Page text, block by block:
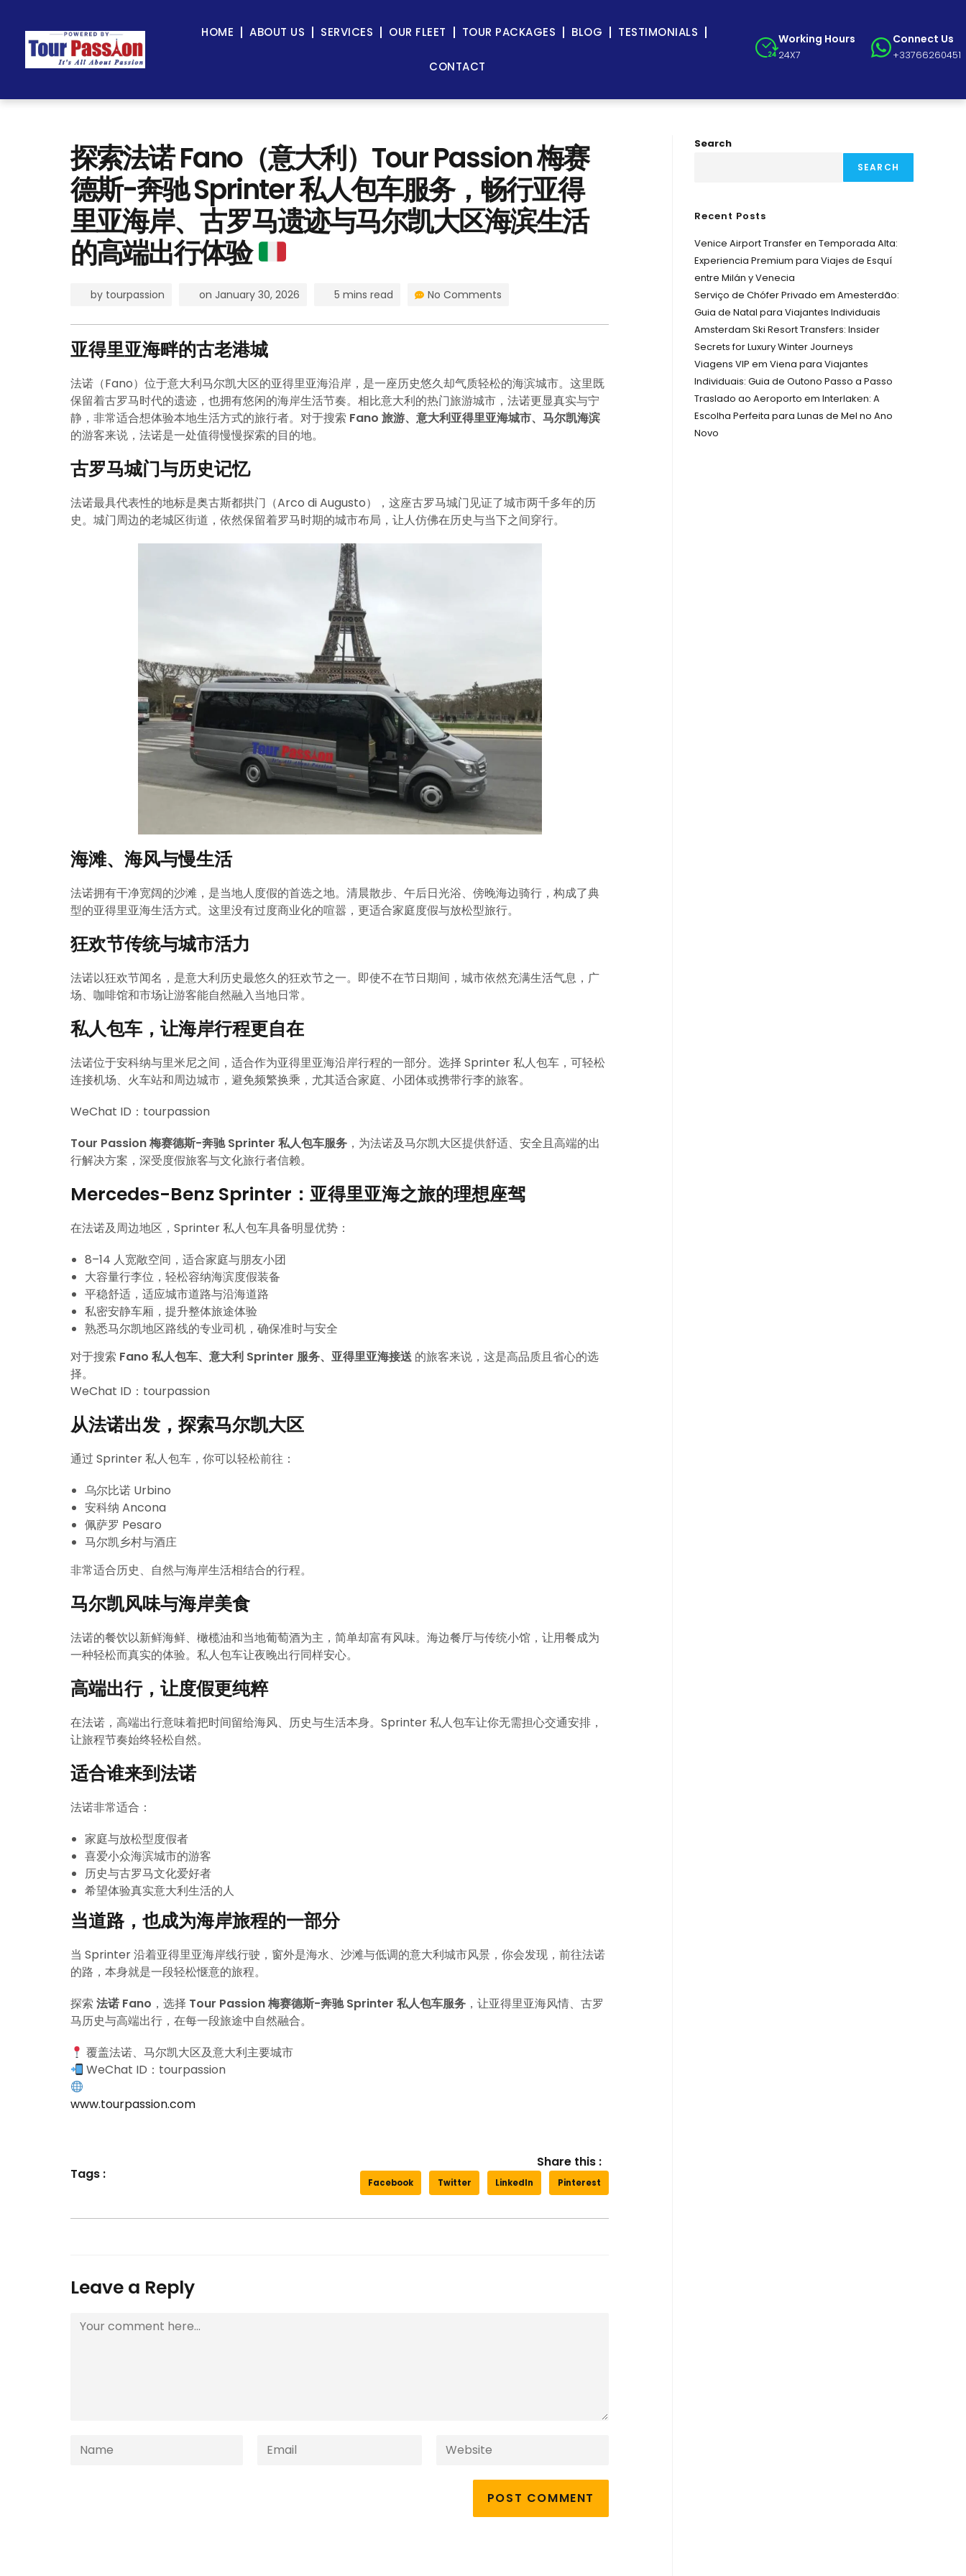
HOME ABOUT US SERVICES OUR FLEET TOUR PACKAGES BLOG TESTIMONIALS
CONTACT
Working Hours
24X7
Connect Us
+33766260451
探索法诺 Fano（意大利）Tour Passion 梅赛
德斯-奔驰 Sprinter 私人包车服务，畅行亚得
里亚海岸、古罗马遗迹与马尔凯大区海滨生活
的高端出行体验
by tourpassion on January 30, 2026 5 mins read No Comments
亚得里亚海畔的古老港城
法诺（Fano）位于意大利马尔凯大区的亚得里亚海沿岸，是一座历史悠久却气质轻松的海滨城市。这里既
保留着古罗马时代的遗迹，也拥有悠闲的海岸生活节奏。相比意大利的热门旅游城市，法诺更显真实与宁
静，非常适合想体验本地生活方式的旅行者。对于搜索 Fano 旅游、意大利亚得里亚海城市、马尔凯海滨
的游客来说，法诺是一处值得慢慢探索的目的地。
古罗马城门与历史记忆
法诺最具代表性的地标是奥古斯都拱门（Arco di Augusto），这座古罗马城门见证了城市两千多年的历
史。城门周边的老城区街道，依然保留着罗马时期的城市布局，让人仿佛在历史与当下之间穿行。
海滩、海风与慢生活
法诺拥有干净宽阔的沙滩，是当地人度假的首选之地。清晨散步、午后日光浴、傍晚海边骑行，构成了典
型的亚得里亚海生活方式。这里没有过度商业化的喧嚣，更适合家庭度假与放松型旅行。
狂欢节传统与城市活力
法诺以狂欢节闻名，是意大利历史最悠久的狂欢节之一。即使不在节日期间，城市依然充满生活气息，广
场、咖啡馆和市场让游客能自然融入当地日常。
私人包车，让海岸行程更自在
法诺位于安科纳与里米尼之间，适合作为亚得里亚海沿岸行程的一部分。选择 Sprinter 私人包车，可轻松
连接机场、火车站和周边城市，避免频繁换乘，尤其适合家庭、小团体或携带行李的旅客。
WeChat ID：tourpassion
Tour Passion 梅赛德斯-奔驰 Sprinter 私人包车服务 ，为法诺及马尔凯大区提供舒适、安全且高端的出
行解决方案，深受度假旅客与文化旅行者信赖。
Mercedes-Benz Sprinter：亚得里亚海之旅的理想座驾
在法诺及周边地区，Sprinter 私人包车具备明显优势：
8–14 人宽敞空间，适合家庭与朋友小团
大容量行李位，轻松容纳海滨度假装备
平稳舒适，适应城市道路与沿海道路
私密安静车厢，提升整体旅途体验
熟悉马尔凯地区路线的专业司机，确保准时与安全
对于搜索 Fano 私人包车、意大利 Sprinter 服务、亚得里亚海接送 的旅客来说，这是高品质且省心的选
择。
WeChat ID：tourpassion
从法诺出发，探索马尔凯大区
通过 Sprinter 私人包车，你可以轻松前往：
乌尔比诺 Urbino
安科纳 Ancona
佩萨罗 Pesaro
马尔凯乡村与酒庄
非常适合历史、自然与海岸生活相结合的行程。
马尔凯风味与海岸美食
法诺的餐饮以新鲜海鲜、橄榄油和当地葡萄酒为主，简单却富有风味。海边餐厅与传统小馆，让用餐成为
一种轻松而真实的体验。私人包车让夜晚出行同样安心。
高端出行，让度假更纯粹
在法诺，高端出行意味着把时间留给海风、历史与生活本身。Sprinter 私人包车让你无需担心交通安排，
让旅程节奏始终轻松自然。
适合谁来到法诺
法诺非常适合：
家庭与放松型度假者
喜爱小众海滨城市的游客
历史与古罗马文化爱好者
希望体验真实意大利生活的人
当道路，也成为海岸旅程的一部分
当 Sprinter 沿着亚得里亚海岸线行驶，窗外是海水、沙滩与低调的意大利城市风景，你会发现，前往法诺
的路，本身就是一段轻松惬意的旅程。
探索 法诺 Fano ，选择 Tour Passion 梅赛德斯-奔驰 Sprinter 私人包车服务 ，让亚得里亚海风情、古罗
马历史与高端出行，在每一段旅途中自然融合。
覆盖法诺、马尔凯大区及意大利主要城市
WeChat ID：tourpassion
www.tourpassion.com
Tags :
Share this :
Facebook Twitter LinkedIn Pinterest
Leave a Reply
Search
SEARCH
Recent Posts
Venice Airport Transfer en Temporada Alta:
Experiencia Premium para Viajes de Esquí
entre Milán y Venecia
Serviço de Chófer Privado em Amesterdão:
Guia de Natal para Viajantes Individuais
Amsterdam Ski Resort Transfers: Insider
Secrets for Luxury Winter Journeys
Viagens VIP em Viena para Viajantes
Individuais: Guia de Outono Passo a Passo
Traslado ao Aeroporto em Interlaken: A
Escolha Perfeita para Lunas de Mel no Ano
Novo